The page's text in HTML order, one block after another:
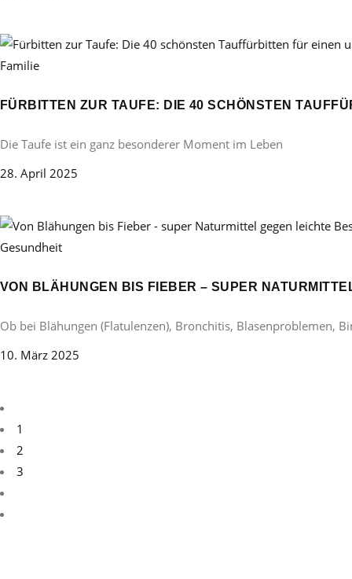
Familie
FÜRBITTEN ZUR TAUFE: DIE 40 SCHÖNSTEN
Die Taufe ist ein ganz besonderer Moment im Leben
28. April 2025
Gesundheit
VON BLÄHUNGEN BIS FIEBER – SUPER
Ob bei Blähungen (Flatulenzen), Bronchitis, Blasenproblemen,
10. März 2025
1
2
3